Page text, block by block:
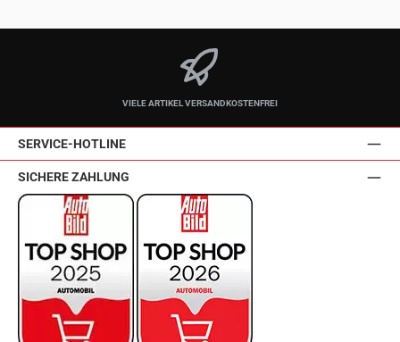
VIELE ARTIKEL VERSANDKOSTENFREI
SERVICE-HOTLINE
SICHERE ZAHLUNG